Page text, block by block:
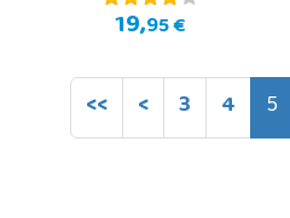
19,95 €
<< < 3 4 5